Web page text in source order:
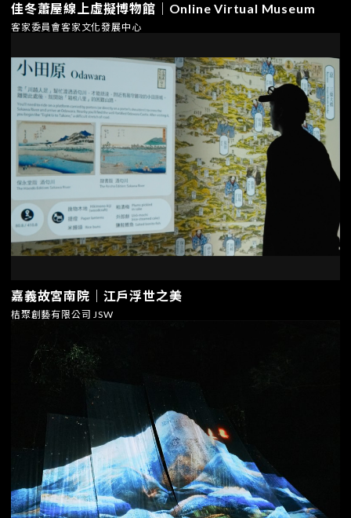
佳冬蕭屋線上虛擬博物館｜Online Virtual Museum
客家委員會客家文化發展中心
嘉義故宮南院｜江戶浮世之美
桔聚創藝有限公司 JSW